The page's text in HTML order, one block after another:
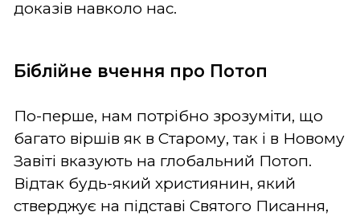
доказів навколо нас.
Біблійне вчення про Потоп
По-перше, нам потрібно зрозуміти, що
багато віршів як в Старому, так і в Новому
Завіті вказують на глобальний Потоп.
Відтак будь-який християнин, який
стверджує на підставі Святого Писання,